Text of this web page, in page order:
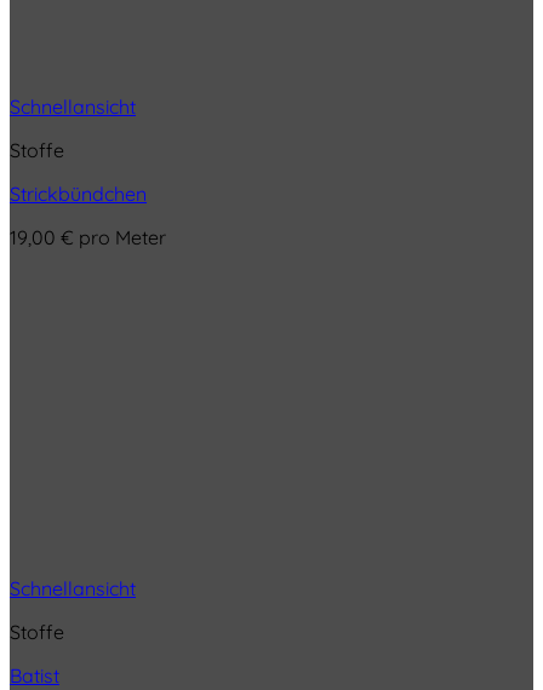
Schnellansicht
Stoffe
Strickbündchen
19,00 € pro Meter
Schnellansicht
Stoffe
Batist